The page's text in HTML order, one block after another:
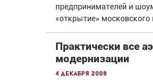
предпринимателей и
«открытие» московского
Практически все
модернизации
4 декабря 2008